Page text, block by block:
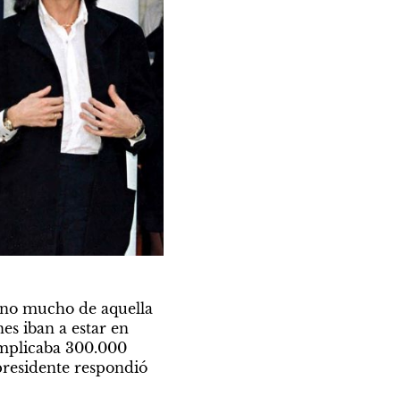
mucho de aquella
iban a estar en
300.000
respondió